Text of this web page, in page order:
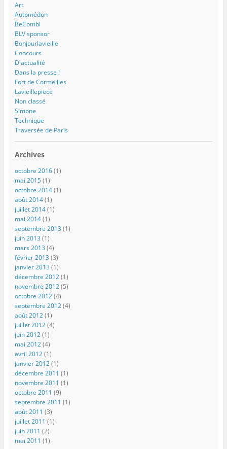
Art
Automédon
BeCombi
BLV sponsor
Bonjourlavieille
Concours
D'actualité
Dans la presse !
Fort de Cormeilles
Lavieillepiece
Non classé
Simone
Technique
Traversée de Paris
Archives
octobre 2016(1)
mai 2015(1)
octobre 2014(1)
août 2014(1)
juillet 2014(1)
mai 2014(1)
septembre 2013 (1)
juin 2013 (1)
mars 2013 (4)
février 2013 (3)
janvier 2013 (1)
décembre 2012(1)
novembre 2012(5)
octobre 2012(4)
septembre 2012(4)
août 2012(1)
juillet 2012(4)
juin 2012(1)
mai 2012(4)
avril 2012(1)
janvier 2012(1)
décembre 2011 (1)
novembre 2011 (1)
octobre 2011 (9)
septembre 2011 (1)
août 2011 (3)
juillet 2011 (1)
juin 2011 (2)
mai 2011 (1)